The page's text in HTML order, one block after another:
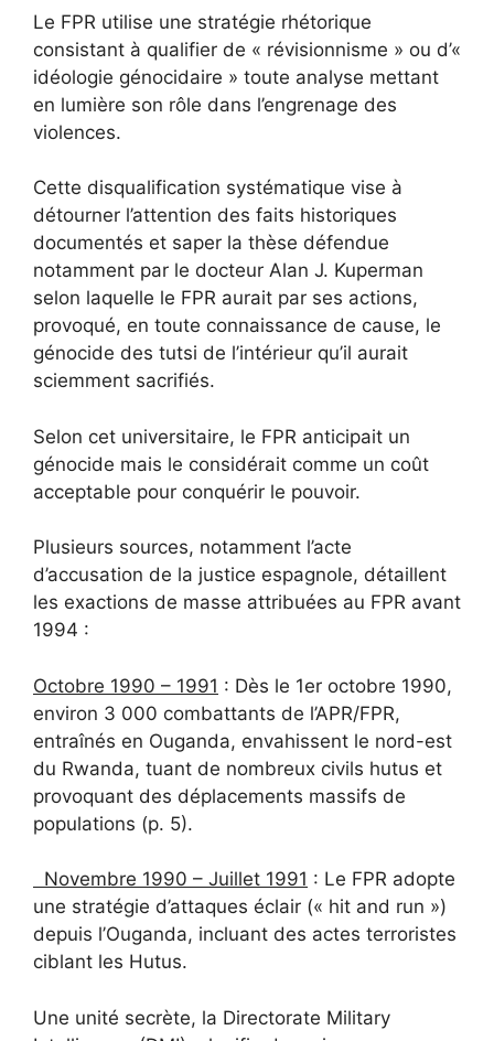
Le FPR utilise une stratégie rhétorique
consistant à qualifier de « révisionnisme » ou d’«
idéologie génocidaire » toute analyse mettant
en lumière son rôle dans l’engrenage des
violences.
Cette disqualification systématique vise à
détourner l’attention des faits historiques
documentés et saper la thèse défendue
notamment par le docteur Alan J. Kuperman
selon laquelle le FPR aurait par ses actions,
provoqué, en toute connaissance de cause, le
génocide des tutsi de l’intérieur qu’il aurait
sciemment sacrifiés.
Selon cet universitaire, le FPR anticipait un
génocide mais le considérait comme un coût
acceptable pour conquérir le pouvoir.
Plusieurs sources, notamment l’acte
d’accusation de la justice espagnole, détaillent
les exactions de masse attribuées au FPR avant
1994 :
Octobre 1990 – 1991 : Dès le 1er octobre 1990,
environ 3 000 combattants de l’APR/FPR,
entraînés en Ouganda, envahissent le nord-est
du Rwanda, tuant de nombreux civils hutus et
provoquant des déplacements massifs de
populations (p. 5).
Novembre 1990 – Juillet 1991 : Le FPR adopte
une stratégie d’attaques éclair (« hit and run »)
depuis l’Ouganda, incluant des actes terroristes
ciblant les Hutus.
Une unité secrète, la Directorate Military